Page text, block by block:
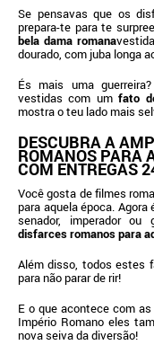
Se pensavas que os
prepara-te para te
bela dama romana
dourado, com juba longa
És mais uma
vestidas com umfato
mostra o teu lado mais
DESCUBRA A
ROMANOS PARA
COM ENTREGAS
Você gosta de filmes
para aquela época.
senador, imperador ou
disfarces romanos para
Além disso, todos estes
para não parar de rir!
E o que acontece com
Império Romano eles
nova seiva da diversão!